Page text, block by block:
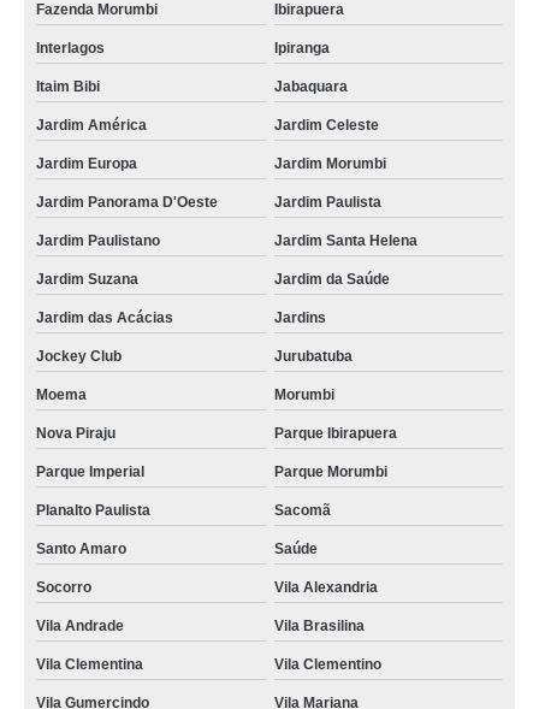
Fazenda Morumbi Ibirapuera
Interlagos Ipiranga
Itaim Bibi Jabaquara
Jardim América Jardim Celeste
Jardim Europa Jardim Morumbi
Jardim Panorama D'Oeste Jardim Paulista
Jardim Paulistano Jardim Santa Helena
Jardim Suzana Jardim da Saúde
Jardim das Acácias Jardins
Jockey Club Jurubatuba
Moema Morumbi
Nova Piraju Parque Ibirapuera
Parque Imperial Parque Morumbi
Planalto Paulista Sacomã
Santo Amaro Saúde
Socorro Vila Alexandria
Vila Andrade Vila Brasilina
Vila Clementina Vila Clementino
Vila Gumercindo Vila Mariana